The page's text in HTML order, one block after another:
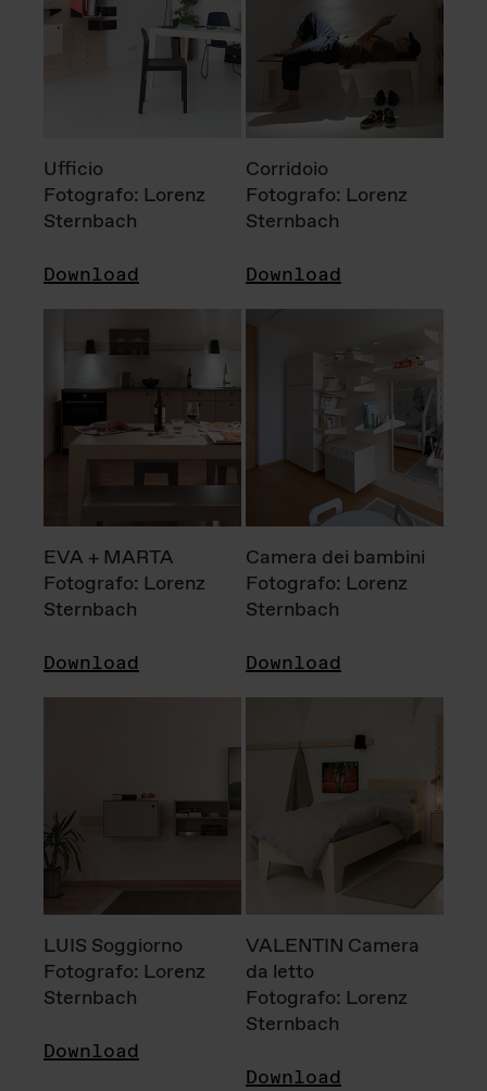
Ufficio
Fotografo: Lorenz
Sternbach
Download
Corridoio
Fotografo: Lorenz
Sternbach
Download
EVA + MARTA
Fotografo: Lorenz
Sternbach
Download
Camera dei bambini
Fotografo: Lorenz
Sternbach
Download
LUIS Soggiorno
Fotografo: Lorenz
Sternbach
Download
VALENTIN Camera
da letto
Fotografo: Lorenz
Sternbach
Download